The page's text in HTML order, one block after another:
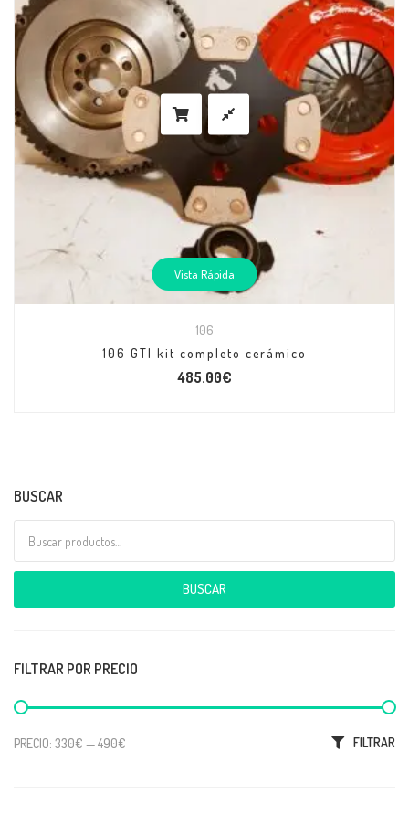
Vista Rápida
106
106 GTI kit completo cerámico
485.00€
BUSCAR
BUSCAR
FILTRAR POR PRECIO
Precio mínimo
Precio máximo FILTRAR
PRECIO: 330€ —490€